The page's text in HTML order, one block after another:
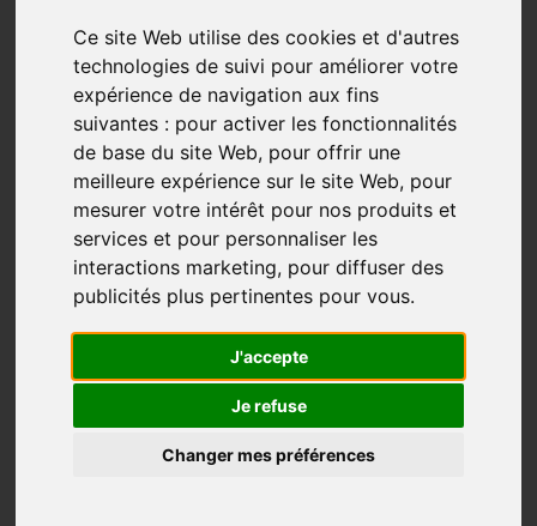
Ce site Web utilise des cookies et d'autres
technologies de suivi pour améliorer votre
expérience de navigation aux fins
suivantes : pour activer les fonctionnalités
de base du site Web, pour offrir une
meilleure expérience sur le site Web, pour
mesurer votre intérêt pour nos produits et
services et pour personnaliser les
interactions marketing, pour diffuser des
publicités plus pertinentes pour vous.
J'accepte
Je refuse
Changer mes préférences
L’aventure sur le Chemin du Québec
p4 (majestueux)
Beauté Incomparable Unique
Jan 16, 2024
Un territoire d'une beauté exceptionnelle
Marcher sur le chemin du Québec, c'est s'aventurer
dans un monde de bonheur infini, un parcours de
1200 kilomètres entre Montréal et le Bout du monde à
Cap Gaspé, dans le parc Forillon en Gaspésie. C'est
bien plus qu'une simple randonnée, c'est une